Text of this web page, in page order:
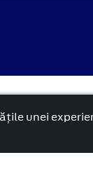
unei